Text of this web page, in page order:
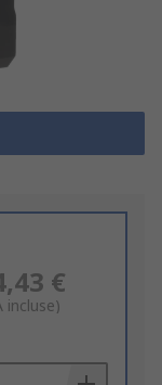
€
incluse)